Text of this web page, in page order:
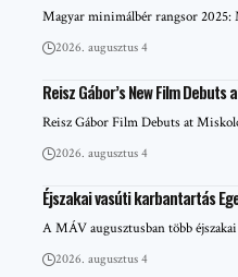
Magyar minimálbér rangsor
2026. augusztus 4
Reisz Gábor’s New Film
Reisz Gábor Film Debuts at
2026. augusztus 4
Éjszakai vasúti karbantartás
A MÁV augusztusban több
2026. augusztus 4